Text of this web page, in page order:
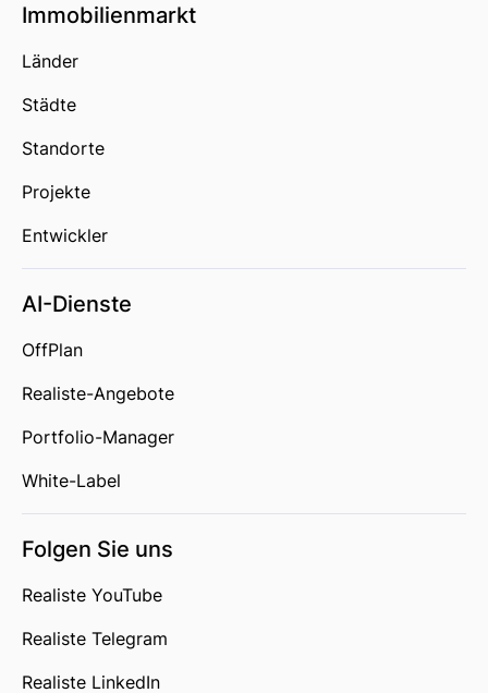
Immobilienmarkt
Länder
Städte
Standorte
Projekte
Entwickler
AI-Dienste
OffPlan
Realiste-Angebote
Portfolio-Manager
White-Label
Folgen Sie uns
Realiste YouTube
Realiste Telegram
Realiste LinkedIn